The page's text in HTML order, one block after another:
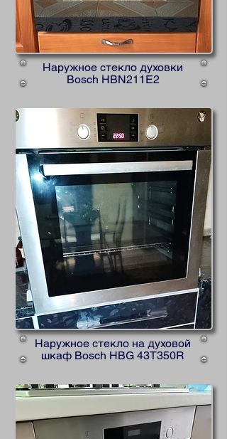
Наружное стекло духовки
Bosch HBN211E2
Наружное стекло на духовой
шкаф Bosch HBG 43T350R